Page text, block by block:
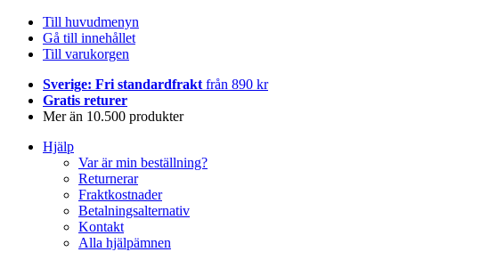
Till huvudmenyn
Gå till innehållet
Till varukorgen
Sverige: Fri standardfrakt från 890 kr
Gratis returer
Mer än 10.500 produkter
Hjälp
Var är min beställning?
Returnerar
Fraktkostnader
Betalningsalternativ
Kontakt
Alla hjälpämnen